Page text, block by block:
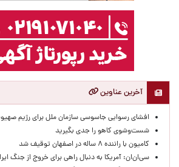
آخرین عناوین
افشای رسوایی جاسوسی سازمان ملل برای رژیم
شست‌وشوی کاهو را جدی بگیرید
کامیون با راننده ۸ ساله در اصفهان توقیف شد
سی‌ان‌ان: آمریکا به دنبال راهی برای خروج از جنگ